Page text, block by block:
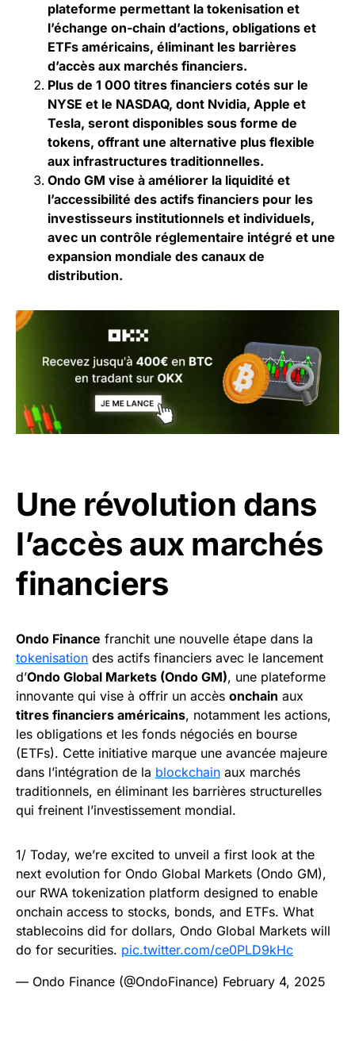
plateforme permettant la tokenisation et
l’échange on-chain d’actions, obligations et
ETFs américains, éliminant les barrières
d’accès aux marchés financiers.
Plus de 1 000 titres financiers cotés sur le
NYSE et le NASDAQ, dont Nvidia, Apple et
Tesla, seront disponibles sous forme de
tokens, offrant une alternative plus flexible
aux infrastructures traditionnelles.
Ondo GM vise à améliorer la liquidité et
l’accessibilité des actifs financiers pour les
investisseurs institutionnels et individuels,
avec un contrôle réglementaire intégré et une
expansion mondiale des canaux de
distribution.
Une révolution dans
l’accès aux marchés
financiers
Ondo Finance franchit une nouvelle étape dans la
tokenisation des actifs financiers avec le lancement
d’Ondo Global Markets (Ondo GM), une plateforme
innovante qui vise à offrir un accès onchain aux
titres financiers américains, notamment les actions,
les obligations et les fonds négociés en bourse
(ETFs). Cette initiative marque une avancée majeure
dans l’intégration de la blockchain aux marchés
traditionnels, en éliminant les barrières structurelles
qui freinent l’investissement mondial.
1/ Today, we’re excited to unveil a first look at the
next evolution for Ondo Global Markets (Ondo GM),
our RWA tokenization platform designed to enable
onchain access to stocks, bonds, and ETFs. What
stablecoins did for dollars, Ondo Global Markets will
do for securities. pic.twitter.com/ce0PLD9kHc
— Ondo Finance (@OndoFinance) February 4, 2025